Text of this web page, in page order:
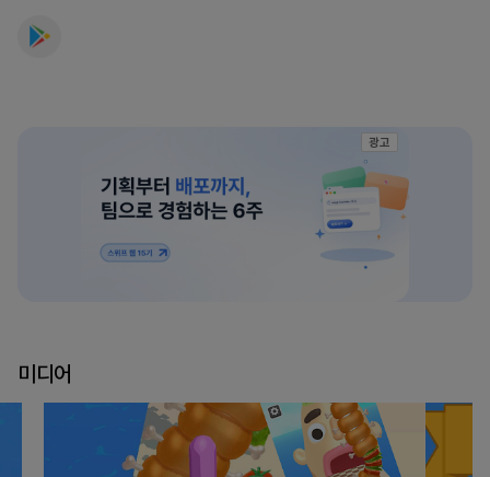
광고
미디어